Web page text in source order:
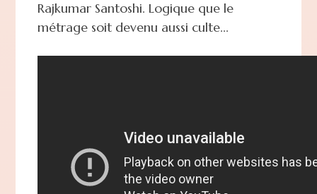
Rajkumar Santoshi. Logique que le
métrage soit devenu aussi culte...